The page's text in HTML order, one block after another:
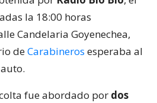
la 18:00 horas
Candelaria Goyenechea,
deCarabineros esperaba al
fue abordado por dos